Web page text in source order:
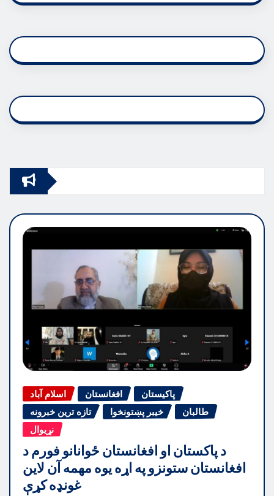
اسلام آباد افغانستان
پاکیستان
تازه ترین خبرونه
خیبر پښتونخوا
طالبان
نړیوال
د پاکستان او افغانستان ځوانانو فورم د
افغانستان ستونزو په اړه یوه مهمه آن لاین
غونډه کړې